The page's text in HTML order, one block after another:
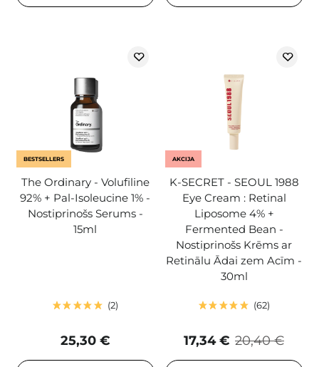
BESTSELLERS
The Ordinary - Volufiline
92% + Pal-Isoleucine 1% -
Nostiprinošs Serums -
15ml
2
25,30 €
AKCIJA
K-SECRET - SEOUL 1988
Eye Cream : Retinal
Liposome 4% +
Fermented Bean -
Nostiprinošs Krēms ar
Retinālu Ādai zem Acīm -
30ml
62
20,40 €
17,34 €